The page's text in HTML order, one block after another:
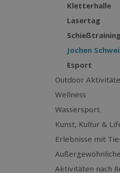
Kletterhalle
Lasertag
Jochen
Esport
Outdoor
Wellness
Wassersport
Kunst, Kultur &
Erlebnisse mit
Aktivitäten nach